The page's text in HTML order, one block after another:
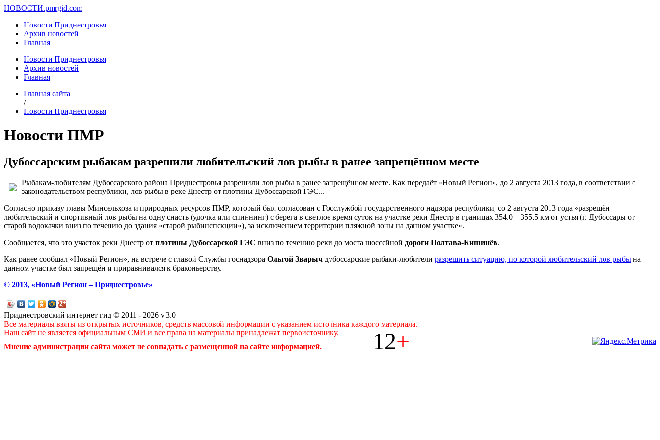
НОВОСТИ.pmrgid.com
Новости Приднестровья
Архив новостей
Главная
Новости Приднестровья
Архив новостей
Главная
Главная сайта
/
Новости Приднестровья
Новости ПМР
Дубоссарским рыбакам разрешили любительский лов рыбы в ранее запрещённом месте
Рыбакам-любителям Дубоссарского района Приднестровья разрешили лов рыбы в ранее запрещённом месте. Как передаёт «Новый Регион», до 2 августа 2013 года, в соответствии с
законодательством республики, лов рыбы в реке Днестр от плотины Дубоссарской ГЭС...
Согласно приказу главы Минсельхоза и природных ресурсов ПМР, который был согласован с Госслужбой государственного надзора республики, со 2 августа 2013 года «разрешён
любительский и спортивный лов рыбы на одну снасть (удочка или спиннинг) с берега в светлое время суток на участке реки Днестр в границах 354,0 – 355,5 км от устья (г. Дубоссары от
старой водокачки вниз по течению до здания «старой рыбинспекции»), за исключением территории пляжной зоны на данном участке».
Сообщается, что это участок реки Днестр от плотины Дубоссарской ГЭС вниз по течению реки до моста шоссейной дороги Полтава-Кишинёв.
Как ранее сообщал «Новый Регион», на встрече с главой Службы госнадзора Ольгой Зварыч дубоссарские рыбаки-любители разрешить ситуацию, по которой любительский лов рыбы на
данном участке был запрещён и приравнивался к браконьерству.
© 2013, «Новый Регион – Приднестровье»
Приднестровский интернет гид © 2011 - 2026 v.3.0
Все материалы взяты из открытых источников, средств массовой информации с указанием источника каждого материала.
Наш сайт не является официальным СМИ и все права на материалы принадлежат первоисточнику.
Мнение администрации сайта может не совпадать с размещенной на сайте информацией.
12+